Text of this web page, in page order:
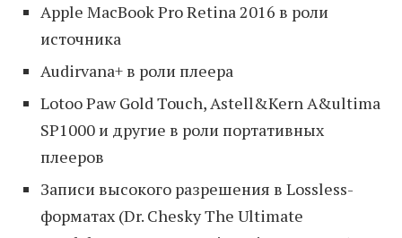
Apple MacBook Pro Retina 2016 в роли
источника
Audirvana+ в роли плеера
Lotoo Paw Gold Touch, Astell&Kern A&ultima
SP1000 и другие в роли портативных
плееров
Записи высокого разрешения в Lossless-
форматах (Dr. Chesky The Ultimate